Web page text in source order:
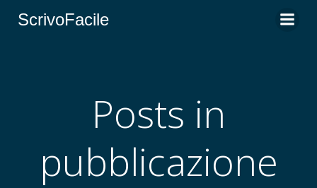
ScrivoFacile
Posts in
pubblicazione